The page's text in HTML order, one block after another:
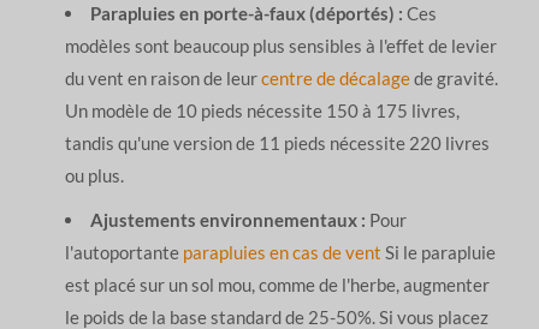
Parapluies en porte-à-faux (déportés) : Ces
modèles sont beaucoup plus sensibles à l'effet de levier
du vent en raison de leurcentre de décalagede gravité.
Un modèle de 10 pieds nécessite 150 à 175 livres,
tandis qu'une version de 11 pieds nécessite 220 livres
ou plus.
Ajustements environnementaux : Pour
l'autoportante parapluies en cas de vent Si le parapluie
est placé sur un sol mou, comme de l'herbe, augmenter
le poids de la base standard de 25-50%. Si vous placez